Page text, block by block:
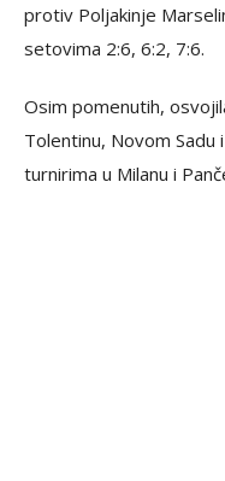
protiv Poljakinje
setovima 2:6, 6:2, 7:6.
Osim pomenutih,
Tolentinu, Novom Sadu
turnirima u Milanu i